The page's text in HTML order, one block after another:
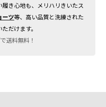
履き心地も、メリハリきいたス
ーツ等、高い品質と洗練された
だけます。
送料無料！